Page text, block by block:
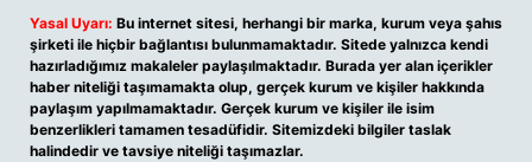
Yasal Uyarı: Bu internet sitesi, herhangi bir marka, kurum veya şahıs
şirketi ile hiçbir bağlantısı bulunmamaktadır. Sitede yalnızca kendi
hazırladığımız makaleler paylaşılmaktadır. Burada yer alan içerikler
haber niteliği taşımamakta olup, gerçek kurum ve kişiler hakkında
paylaşım yapılmamaktadır. Gerçek kurum ve kişiler ile isim
benzerlikleri tamamen tesadüfidir. Sitemizdeki bilgiler taslak
halindedir ve tavsiye niteliği taşımazlar.